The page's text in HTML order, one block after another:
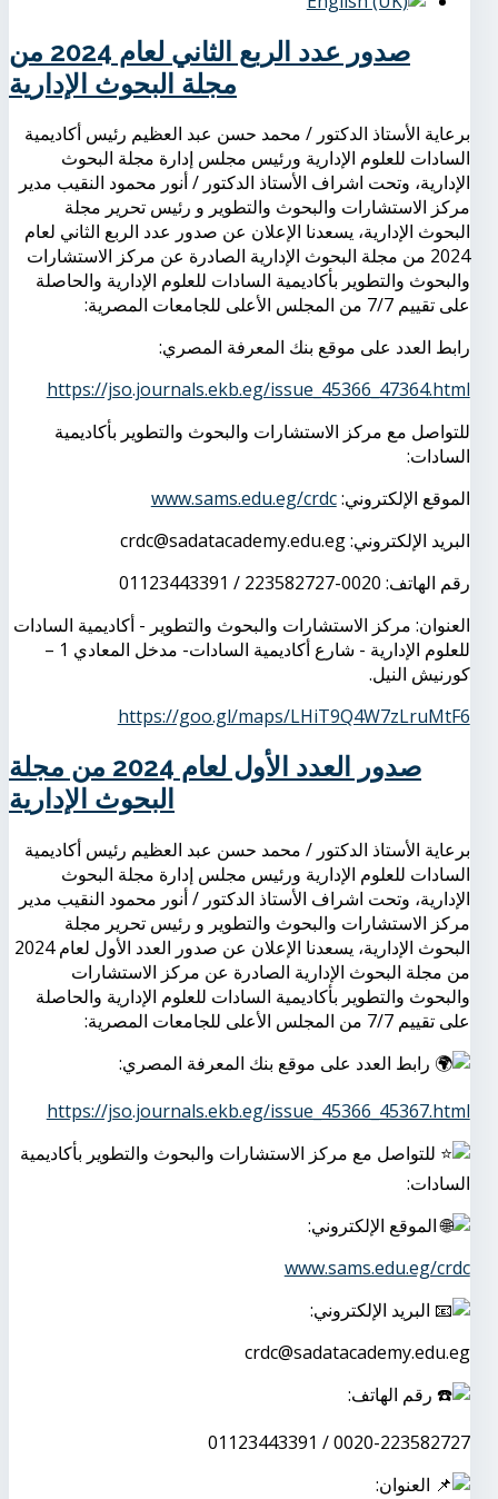
صدور عدد الربع الثاني لعام 2024 من
مجلة البحوث الإدارية
برعاية الأستاذ الدكتور / محمد حسن عبد العظيم رئيس أكاديمية
السادات للعلوم الإدارية ورئيس مجلس إدارة مجلة البحوث
الإدارية، وتحت اشراف الأستاذ الدكتور / أنور محمود النقيب مدير
مركز الاستشارات والبحوث والتطوير و رئيس تحرير مجلة
البحوث الإدارية، يسعدنا الإعلان عن صدور عدد الربع الثاني لعام
2024 من مجلة البحوث الإدارية الصادرة عن مركز الاستشارات
والبحوث والتطوير بأكاديمية السادات للعلوم الإدارية والحاصلة
على تقييم 7/7 من المجلس الأعلى للجامعات المصرية:
رابط العدد على موقع بنك المعرفة المصري:
https://jso.journals.ekb.eg/issue_45366_47364.html
للتواصل مع مركز الاستشارات والبحوث والتطوير بأكاديمية
السادات:
الموقع الإلكتروني:www.sams.edu.eg/crdc
البريد الإلكتروني: crdc@sadatacademy.edu.eg
رقم الهاتف: 0020-223582727 / 01123443391
العنوان: مركز الاستشارات والبحوث والتطوير - أكاديمية السادات
للعلوم الإدارية - شارع أكاديمية السادات- مدخل المعادي 1 –
كورنيش النيل.
https://goo.gl/maps/LHiT9Q4W7zLruMtF6
صدور العدد الأول لعام 2024 من مجلة
البحوث الإدارية
برعاية الأستاذ الدكتور / محمد حسن عبد العظيم رئيس أكاديمية
السادات للعلوم الإدارية ورئيس مجلس إدارة مجلة البحوث
الإدارية، وتحت اشراف الأستاذ الدكتور / أنور محمود النقيب مدير
مركز الاستشارات والبحوث والتطوير و رئيس تحرير مجلة
البحوث الإدارية، يسعدنا الإعلان عن صدور العدد الأول لعام 2024
من مجلة البحوث الإدارية الصادرة عن مركز الاستشارات
والبحوث والتطوير بأكاديمية السادات للعلوم الإدارية والحاصلة
على تقييم 7/7 من المجلس الأعلى للجامعات المصرية:
رابط العدد على موقع بنك المعرفة المصري:
https://jso.journals.ekb.eg/issue_45366_45367.html
للتواصل مع مركز الاستشارات والبحوث والتطوير بأكاديمية
السادات:
الموقع الإلكتروني:
www.sams.edu.eg/crdc
البريد الإلكتروني:
crdc@sadatacademy.edu.eg
رقم الهاتف:
0020-223582727 / 01123443391
العنوان: